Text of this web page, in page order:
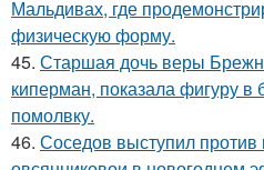
Мальдивах, где
физическую форму.
45. Старшая дочь веры
киперман, показала фигуру в
помолвку.
46. Соседов выступил